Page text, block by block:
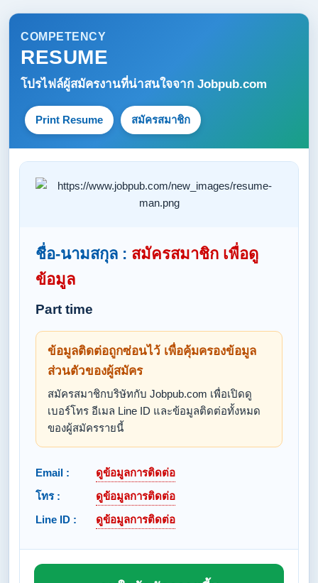
COMPETENCY
RESUME
โปรไฟล์ผู้สมัครงานที่น่าสนใจจาก Jobpub.com
Print Resume สมัครสมาชิก
ชื่อ-นามสกุล : สมัครสมาชิก เพื่อดู
ข้อมูล
Part time
ข้อมูลติดต่อถูกซ่อนไว้ เพื่อคุ้มครองข้อมูล
ส่วนตัวของผู้สมัคร
สมัครสมาชิกบริษัทกับ Jobpub.com เพื่อเปิดดู
เบอร์โทร อีเมล Line ID และข้อมูลติดต่อทั้งหมด
ของผู้สมัครรายนี้
Email :
ดูข้อมูลการติดต่อ
โทร :
ดูข้อมูลการติดต่อ
Line ID :
ดูข้อมูลการติดต่อ